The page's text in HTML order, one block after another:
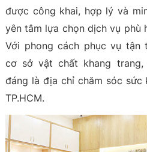
được công khai, hợp lý và
yên tâm lựa chọn dịch vụ phù
Với phong cách phục vụ tận
cơ sở vật chất khang
đáng là địa chỉ chăm sóc sức
TP.HCM.